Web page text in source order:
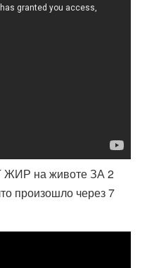
на животе ЗА 2
произошло через 7